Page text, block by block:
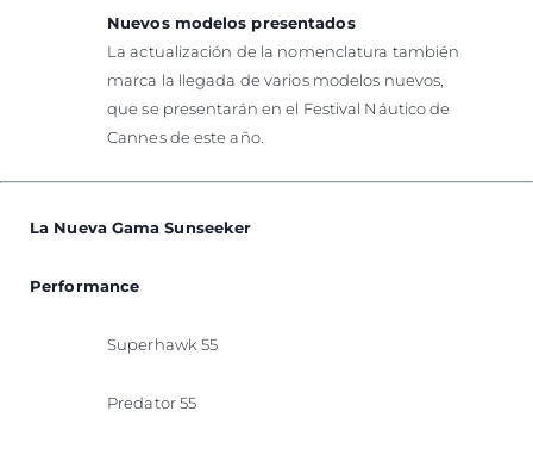
Nuevos modelos presentados
La actualización de la nomenclatura también
marca la llegada de varios modelos nuevos,
que se presentarán en el Festival Náutico de
Cannes de este año.
La Nueva Gama Sunseeker
Performance
Superhawk 55
Predator 55